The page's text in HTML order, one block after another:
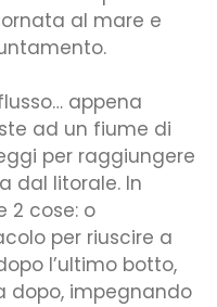
al mare e
appena
ad un fiume di
per raggiungere
dal litorale. In
2 cose: o
per riuscire a
l’ultimo botto,
dopo, impegnando